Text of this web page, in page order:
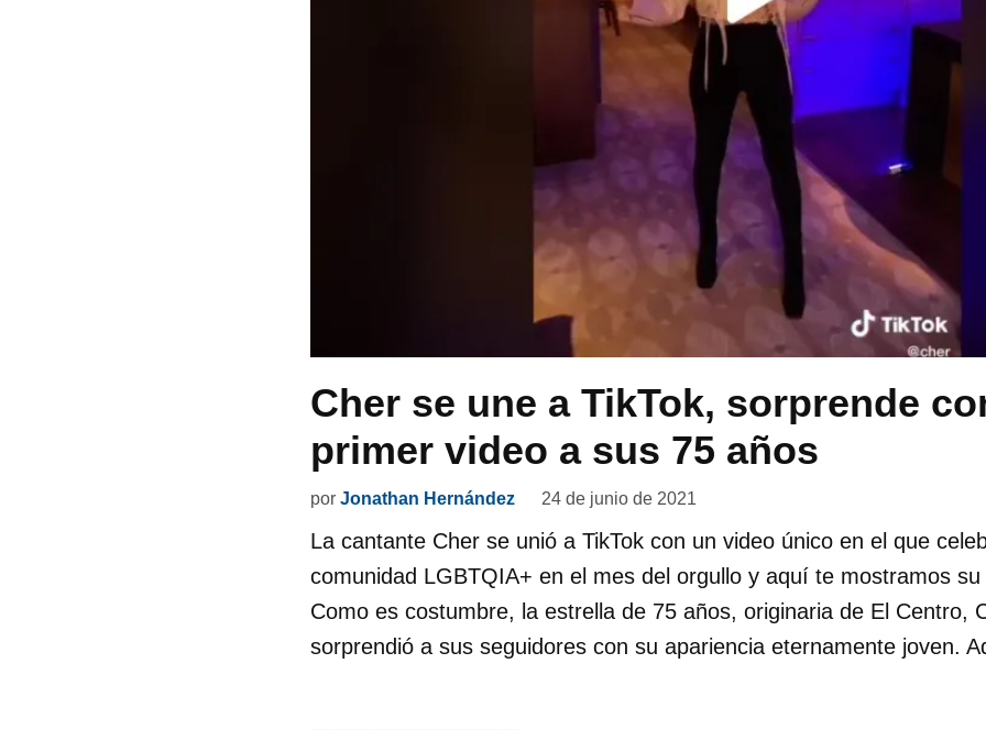
Cher se une a TikTok, sorprende
primer video a sus 75 años
por Jonathan Hernández 24 de junio de 2021
La cantante Cher se unió a TikTok con un video único en el que
comunidad LGBTQIA+ en el mes del orgullo y aquí te mostramos
Como es costumbre, la estrella de 75 años, originaria de El Centro,
sorprendió a sus seguidores con su apariencia eternamente joven.